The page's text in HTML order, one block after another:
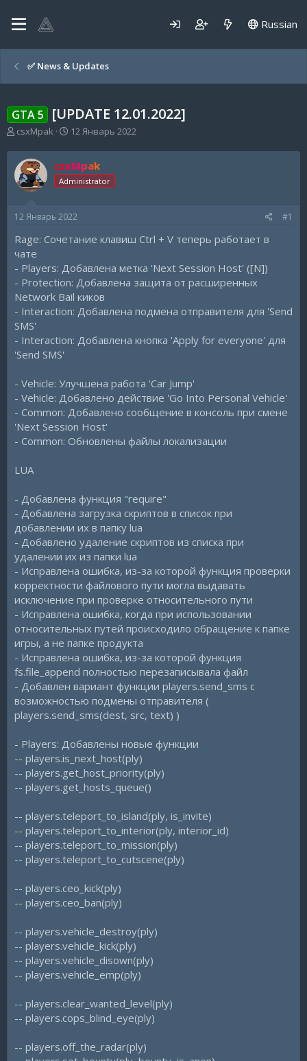
Russian
✅️ News & Updates
GTA 5 [UPDATE 12.01.2022]
А
т
о
р
м
csxMpak
Д
т
а
н
а
а
12 Январь 2022
csxMpak
Administrator
12 Январь 2022 #1
Rage: Сочетание клавиш Ctrl + V теперь работает в
чате
- Players: Добавлена метка 'Next Session Host' ([N])
- Protection: Добавлена защита от расширенных
Network Bail киков
- Interaction: Добавлена подмена отправителя для 'Send
SMS'
- Interaction: Добавлена кнопка 'Apply for everyone' для
'Send SMS'
- Vehicle: Улучшена работа 'Car Jump'
- Vehicle: Добавлено действие 'Go Into Personal Vehicle'
- Common: Добавлено сообщение в консоль при смене
'Next Session Host'
- Common: Обновлены файлы локализации
LUA
- Добавлена функция "require"
- Добавлена загрузка скриптов в список при
добавлении их в папку lua
- Добавлено удаление скриптов из списка при
удалении их из папки lua
- Исправлена ошибка, из-за которой функция проверки
корректности файлового пути могла выдавать
исключение при проверке относительного пути
- Исправлена ошибка, когда при использовании
относительных путей происходило обращение к папке
игры, а не папке продукта
- Исправлена ошибка, из-за которой функция
fs.file_append полностью перезаписывала файл
- Добавлен вариант функции players.send_sms с
возможностью подмены отправителя (
players.send_sms(dest, src, text) )
- Players: Добавлены новые функции
-- players.is_next_host(ply)
-- players.get_host_priority(ply)
-- players.get_hosts_queue()
-- players.teleport_to_island(ply, is_invite)
-- players.teleport_to_interior(ply, interior_id)
-- players.teleport_to_mission(ply)
-- players.teleport_to_cutscene(ply)
-- players.ceo_kick(ply)
-- players.ceo_ban(ply)
-- players.vehicle_destroy(ply)
-- players.vehicle_kick(ply)
-- players.vehicle_disown(ply)
-- players.vehicle_emp(ply)
-- players.clear_wanted_level(ply)
-- players.cops_blind_eye(ply)
-- players.off_the_radar(ply)